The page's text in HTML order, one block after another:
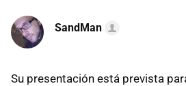
SandMan
Su presentación está prevista